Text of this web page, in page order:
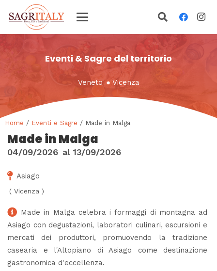
Eventi & Sagre del territorio
Veneto ●Vicenza
Home / Eventi e Sagre / Made in Malga
Made in Malga
04/09/2026 al 13/09/2026
Asiago
( Vicenza )
Made in Malga celebra i formaggi di montagna ad
Asiago con degustazioni, laboratori culinari, escursioni e
mercati dei produttori, promuovendo la tradizione
casearia e l'Altopiano di Asiago come destinazione
gastronomica d'eccellenza.